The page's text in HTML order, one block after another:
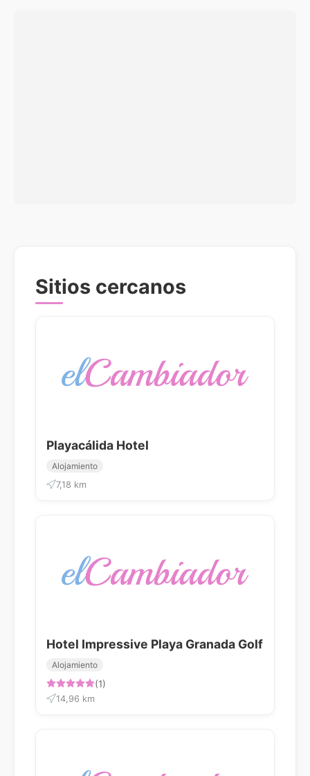
Sitios cercanos
Playacálida Hotel
Alojamiento
7,18 km
Hotel Impressive Playa Granada Golf
Alojamiento
(1)
14,96 km